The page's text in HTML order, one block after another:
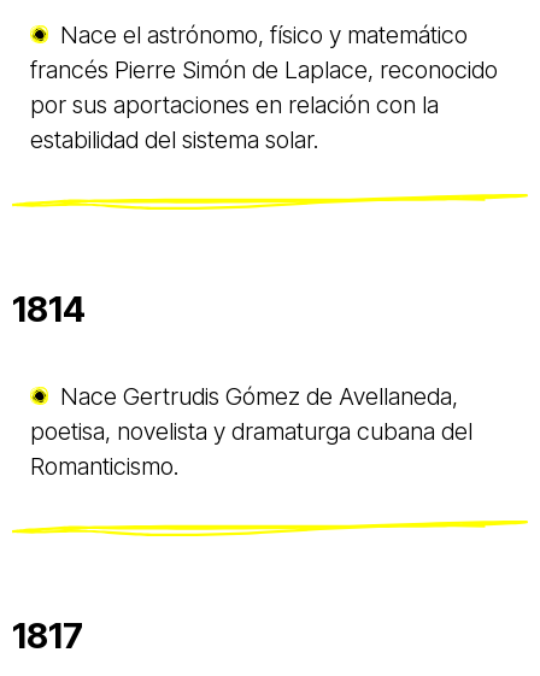
Nace el astrónomo, físico y matemático
francés Pierre Simón de Laplace, reconocido
por sus aportaciones en relación con la
estabilidad del sistema solar.
1814
Nace Gertrudis Gómez de Avellaneda,
poetisa, novelista y dramaturga cubana del
Romanticismo.
1817